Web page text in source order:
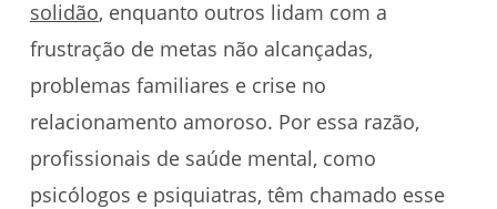
solidão, enquanto outros lidam com a
frustração de metas não alcançadas,
problemas familiares e crise no
relacionamento amoroso. Por essa razão,
profissionais de saúde mental, como
psicólogos e psiquiatras, têm chamado esse